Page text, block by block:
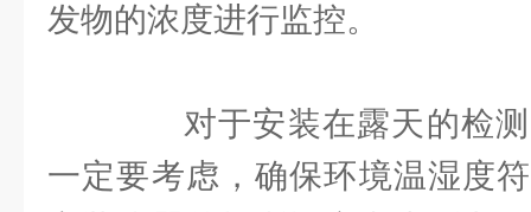
发物的浓度进行监控。
对于安装在露天的检测
一定要考虑，确保环境温湿度